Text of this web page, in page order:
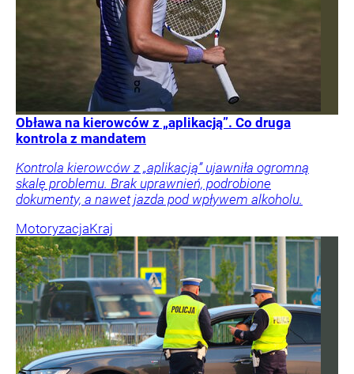
Obława na kierowców z „aplikacją”. Co druga
kontrola z mandatem
Kontrola kierowców z „aplikacją” ujawniła ogromną
skalę problemu. Brak uprawnień, podrobione
dokumenty, a nawet jazda pod wpływem alkoholu.
MotoryzacjaKraj